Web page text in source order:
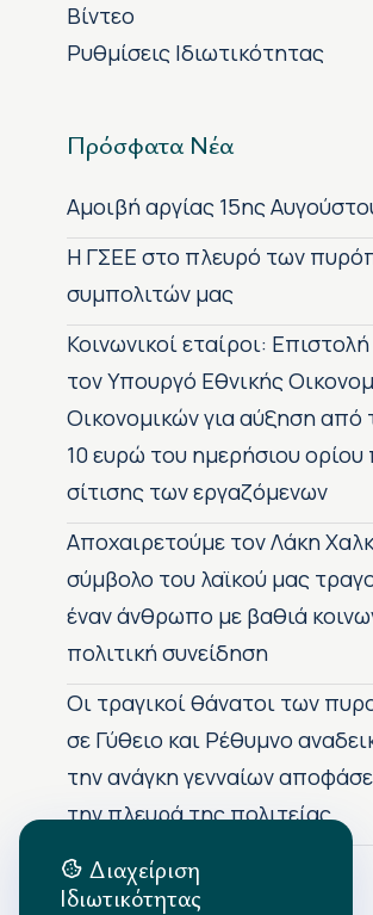
Βίντεο
Ρυθμίσεις Ιδιωτικότητας
Πρόσφατα Νέα
Αμοιβή αργίας 15ης
H ΓΣΕΕ στο πλευρό των
συμπολιτών μας
Κοινωνικοί εταίροι:
τον Υπουργό Εθνικής
Οικονομικών για αύξηση από
10 ευρώ του ημερήσιου
σίτισης των εργαζόμενων
Αποχαιρετούμε τον Λάκη
σύμβολο του λαϊκού μας
έναν άνθρωπο με βαθιά
πολιτική συνείδηση
Οι τραγικοί θάνατοι των
σε Γύθειο και Ρέθυμνο
την ανάγκη γενναίων
την πλευρά της πολιτείας
Διαχείριση
Ιδιωτικότητας